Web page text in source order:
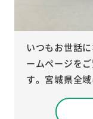
いつもお世話
ームページを
す。宮城県全